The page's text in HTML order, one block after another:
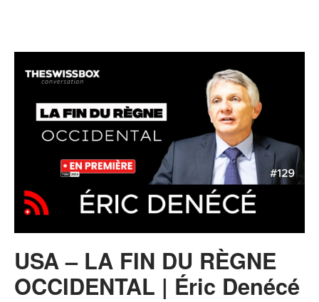
USA – LA FIN DU RÈGNE
OCCIDENTAL | Éric Denécé